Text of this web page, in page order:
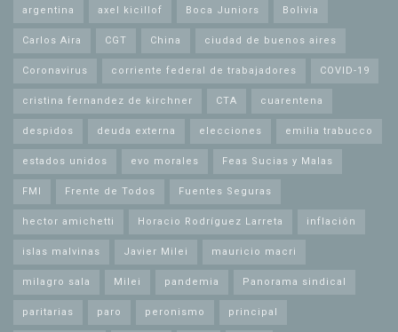
argentina axel kicillof Boca Juniors Bolivia
Carlos Aira CGT China ciudad de buenos aires
Coronavirus corriente federal de trabajadores COVID-19
cristina fernandez de kirchner CTA cuarentena
despidos deuda externa elecciones emilia trabucco
estados unidos evo morales Feas Sucias y Malas
FMI Frente de Todos Fuentes Seguras
hector amichetti Horacio Rodríguez Larreta inflación
islas malvinas Javier Milei mauricio macri
milagro sala Milei pandemia Panorama sindical
paritarias paro peronismo principal